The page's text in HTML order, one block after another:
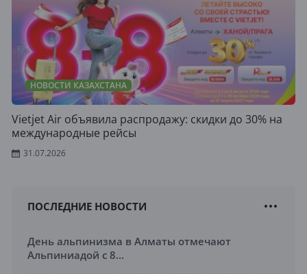
НОВОСТИ КАЗАХСТАНА
Vietjet Air объявила распродажу: скидки до 30% на
международные рейсы
31.07.2026
ПОСЛЕДНИЕ НОВОСТИ
День альпинизма в Алматы отмечают
Альпиниадой с 8...